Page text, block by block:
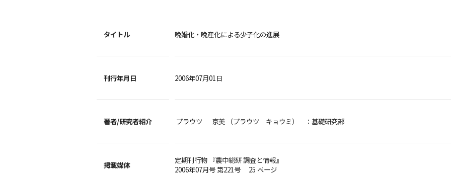
タイトル 晩婚化・晩産化による少子化の進展
刊行年月日 2006年07月01日
著者/研究者紹介 プラウツ 京美 （プラウツ キョウミ） ：基礎研究部
掲載媒体
定期刊行物 『農中総研 調査と情報』
2006年07月号 第221号 25 ページ